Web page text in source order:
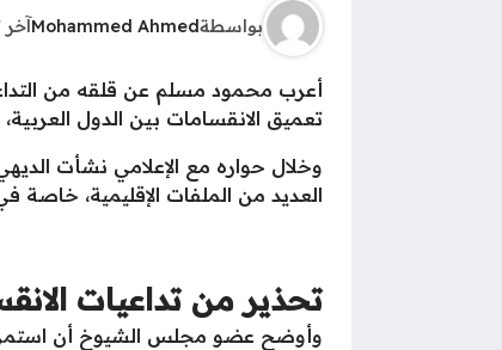
بواسطةMohammed Ahmed
أعرب محمود مسلم عن قلقه من
تعميق الانقسامات بين الدول
العديد من الملفات الإقليمية، خاصة
تحذير من تداعيات
وأوضح عضو مجلس الشيوخ أن استمرار